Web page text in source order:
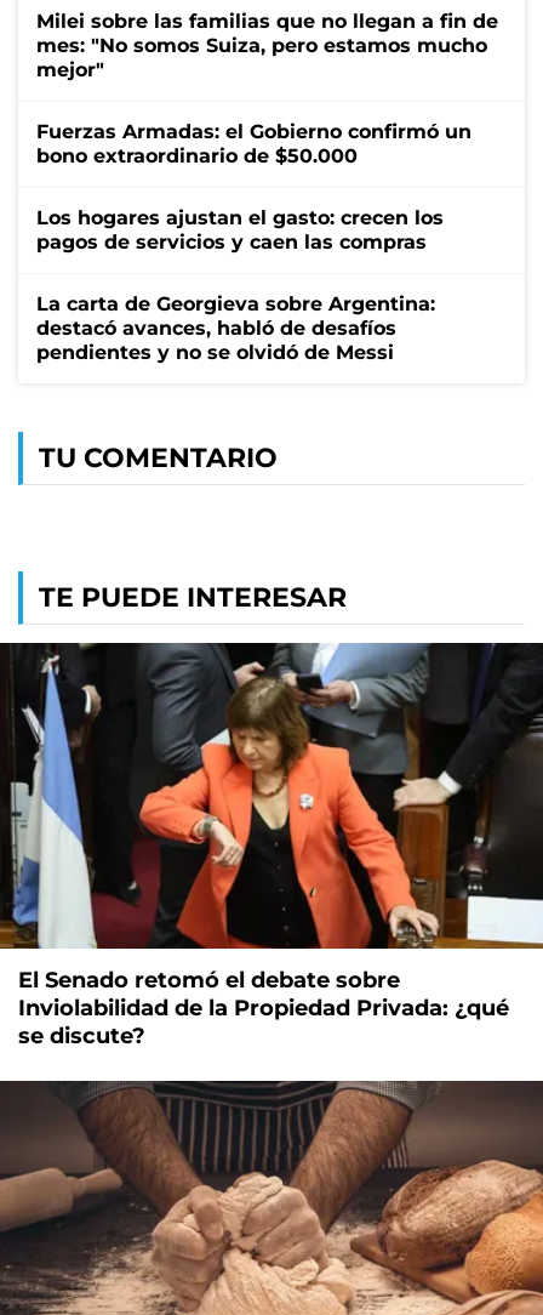
Milei sobre las familias que no llegan a fin de
mes: "No somos Suiza, pero estamos mucho
mejor"
Fuerzas Armadas: el Gobierno confirmó un
bono extraordinario de $50.000
Los hogares ajustan el gasto: crecen los
pagos de servicios y caen las compras
La carta de Georgieva sobre Argentina:
destacó avances, habló de desafíos
pendientes y no se olvidó de Messi
TU COMENTARIO
TE PUEDE INTERESAR
El Senado retomó el debate sobre
Inviolabilidad de la Propiedad Privada: ¿qué
se discute?